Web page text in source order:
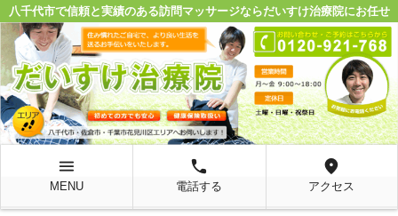
八千代市で信頼と実績のある訪問マッサージならだいすけ治療院にお任せ
menu
MENU
local_phone
電話する
location_on
アクセス